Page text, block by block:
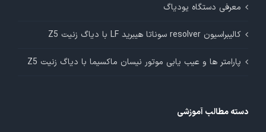
معرفی دستگاه یودیاگ
کالیبراسیون resolver سوناتا هیبرید LF با دیاگ زنیت Z5
پارامتر ها و عیب یابی موتور نیسان ماکسیما با دیاگ زنیت Z5
دسته مطالب آموزشی